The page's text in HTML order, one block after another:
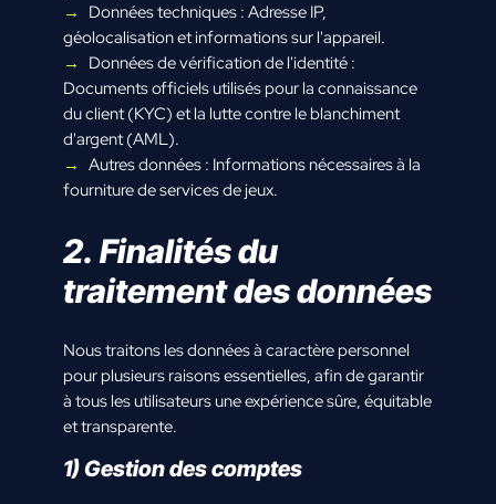
Données techniques : Adresse IP,
géolocalisation et informations sur l'appareil.
Données de vérification de l'identité :
Documents officiels utilisés pour la connaissance
du client (KYC) et la lutte contre le blanchiment
d'argent (AML).
Autres données : Informations nécessaires à la
fourniture de services de jeux.
2. Finalités du
traitement des données
Nous traitons les données à caractère personnel
pour plusieurs raisons essentielles, afin de garantir
à tous les utilisateurs une expérience sûre, équitable
et transparente.
1) Gestion des comptes